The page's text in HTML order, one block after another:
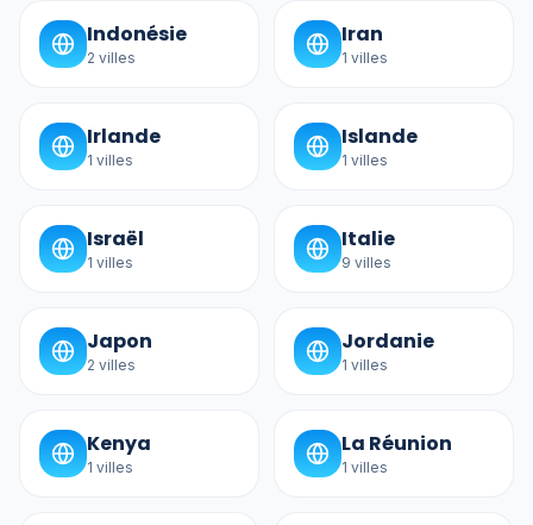
Indonésie
2 villes
Iran
1 villes
Irlande
1 villes
Islande
1 villes
Israël
1 villes
Italie
9 villes
Japon
2 villes
Jordanie
1 villes
Kenya
1 villes
La Réunion
1 villes